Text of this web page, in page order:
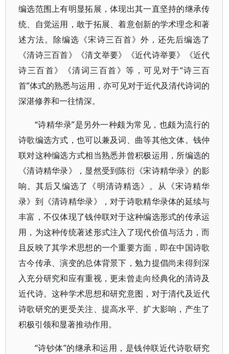
编选范围上有明显拓展，体现出其一直坚持的继承传
统、自觉运用，敢于拓展、着意创新的学术理念和著
述方法。除编选《宋诗三百首》外，还先后编选了
《清诗三百首》《清文举要》《近代诗举要》《近代
诗三百首》《清词三百首》等，可见对于“诗三百
首”体式的熟悉与运用，亦可见对于近代及清代诗词的
深湛修养和一往情深。
“诗精华录”是另外一种颇为常见，也颇为流行的
诗歌编选方式，也可以兼及词、曲等其他文体。钱仲
联对这种编选方式相当熟悉并曾积极运用，所编选的
《清诗精华录》，显然受到陈衍《宋诗精华录》的影
响。其后又编选了《明清诗精选》。从《宋诗精华
录》到《清诗精华录》，对于诗歌精华录体的延续与
丰富，不仅体现了钱仲联对于这种编选形式的传承运
用，为这种传统著述形式注入了现代价值与活力，而
且反映了其学术思想的一个重要方面，即在中国诗歌
古今传承、演变的总体背景下，勉力提倡尚未得到深
入充分研究和应有重视，更未曾走向经典化的清诗及
近代诗。这种学术思想和研究意图，对于清代及近代
诗歌研究的更受关注、提高水平、扩大影响，产生了
积极引领和显著推动作用。
“诗钞体”的继承和运用，是钱仲联近代诗歌研究